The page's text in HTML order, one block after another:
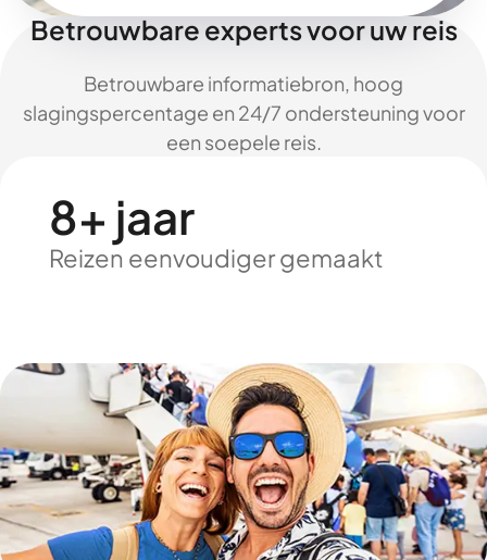
Betrouwbare experts voor uw reis
Betrouwbare informatiebron, hoog
slagingspercentage en 24/7 ondersteuning voor
een soepele reis.
8+ jaar
Reizen eenvoudiger gemaakt